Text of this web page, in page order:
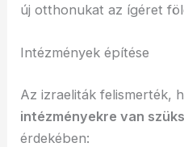
új otthonukat az ígéret
Intézmények építése
Az izraeliták felismerték,
intézményekre van
érdekében: